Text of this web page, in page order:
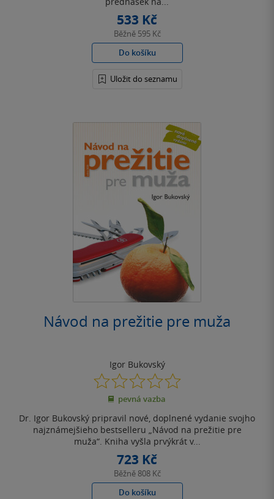
533 Kč
Běžně 595 Kč
Do košíku
Uložit do seznamu
Návod na prežitie pre muža
Igor Bukovský
0.0
z
5
pevná vazba
Dr. Igor Bukovský pripravil nové, doplnené vydanie svojho
najznámejšieho bestselleru „Návod na prežitie pre
muža“. Kniha vyšla prvýkrát v...
723 Kč
Běžně 808 Kč
Do košíku